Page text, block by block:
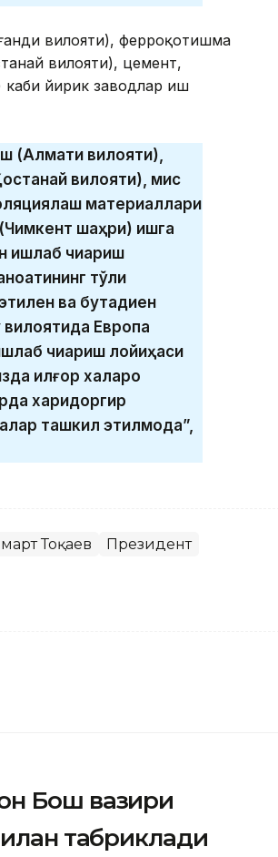
вилояти), ферроқотишма
вилояти), цемент,
каби йирик заводлар иш
(Алмати вилояти),
вилояти), мис
материаллари
шаҳри) ишга
ишлаб чиқариш
тўлиқ
ва бутадиен
Европа
чиқариш лойиҳаси
илғор халқаро
харидоргир
ташкил этилмоқда”,
Тоқаев Президент
Бош вазири
табриклади